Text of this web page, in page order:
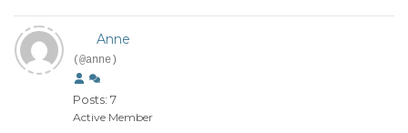
Anne
(@anne)
Posts: 7
Active Member